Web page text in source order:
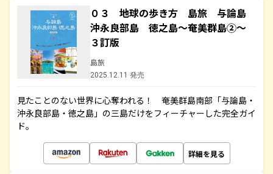
０３ 地球の歩き方 島旅 与論島
沖永良部島 徳之島～奄美群島②～
３訂版
島旅
2025.12.11 発売
見たことのない世界に心奪われる！ 奄美群島南部「与論島・
沖永良部島・徳之島」の三島だけをフィーチャーした完全ガイ
ド。
詳細を見る